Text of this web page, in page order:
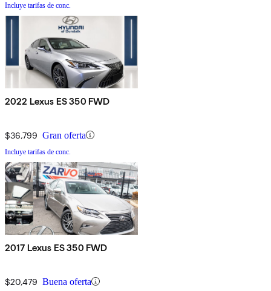
Incluye tarifas de conc.
2022 Lexus ES 350 FWD
$36,799 Gran oferta
Incluye tarifas de conc.
2017 Lexus ES 350 FWD
$20,479 Buena oferta